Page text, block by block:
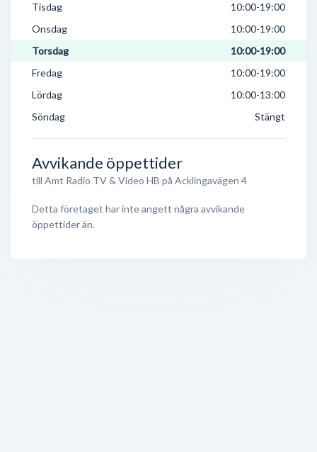
Tisdag
10:00-19:00
Onsdag
10:00-19:00
Torsdag
10:00-19:00
Fredag
10:00-19:00
Lördag
10:00-13:00
Söndag
Stängt
Avvikande öppettider
till Amt Radio TV & Video HB på Acklingavägen 4
Detta företaget har inte angett några avvikande
öppettider än.